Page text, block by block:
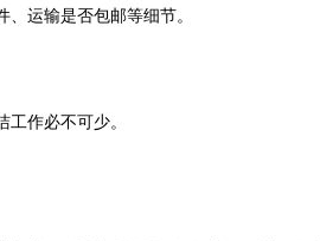
运输是否包邮等细节。
作必不可少。